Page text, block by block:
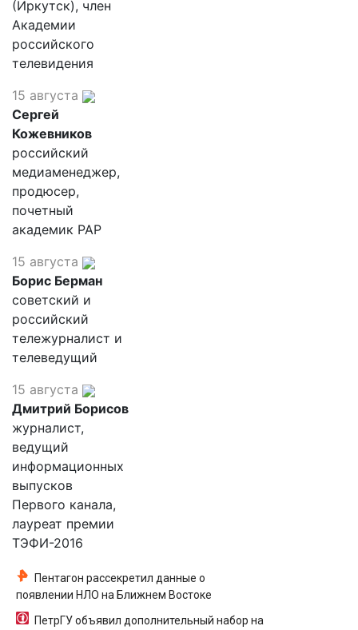
(Иркутск), член
Академии
российского
телевидения
15 августа
Сергей
Кожевников
российский
медиаменеджер,
продюсер,
почетный
академик РАР
15 августа
Борис Берман
советский и
российский
тележурналист и
телеведущий
15 августа
Дмитрий Борисов
журналист,
ведущий
информационных
выпусков
Первого канала,
лауреат премии
ТЭФИ-2016
Пентагон рассекретил данные о
появлении НЛО на Ближнем Востоке
ПетрГУ объявил дополнительный набор на